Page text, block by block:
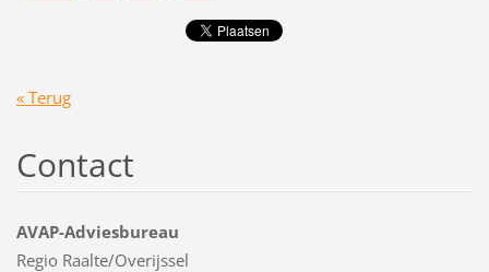
« Terug
Contact
AVAP-Adviesbureau
Regio Raalte/Overijssel